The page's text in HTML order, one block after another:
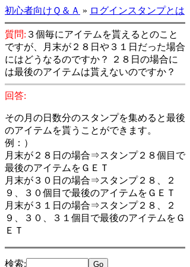
初心者向けＱ＆Ａ » ログインスタンプとは
質問: ３個毎にアイテムを貰えるとのこと
ですが、月末が２８日や３１日だった場合
にはどうなるのですか？ ２８日の場合に
は最後のアイテムは貰えないのですか？
回答:
その月の日数分のスタンプを集めると最後
のアイテムを貰うことができます。
例：）
月末が２８日の場合⇒スタンプ２８個目で
最後のアイテムをＧＥＴ
月末が３０日の場合⇒スタンプ２８、２
９、３０個目で最後のアイテムをＧＥＴ
月末が３１日の場合⇒スタンプ２８、２
９、３０、３１個目で最後のアイテムをＧ
ＥＴ
検索: